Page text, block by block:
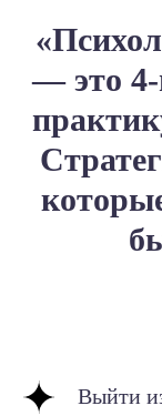
— это 4-
Выйти